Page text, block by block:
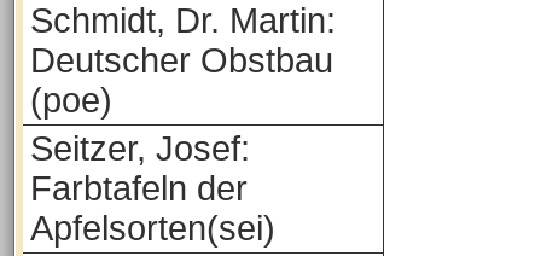
Schmidt, Dr. Martin:
Deutscher Obstbau
(poe)
Seitzer, Josef:
Farbtafeln der
Apfelsorten(sei)